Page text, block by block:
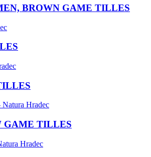
BROWN GAME TILLES
GAME TILLES